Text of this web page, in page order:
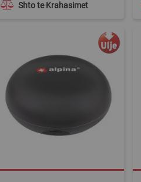
Shto te Krahasimet